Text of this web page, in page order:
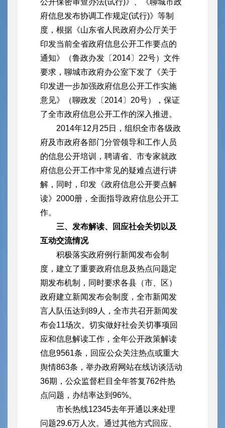
公开保密审查办法(试行)》、《聊城市政
府信息发布协调工作规定(试行)》等制
度，根据《山东省人民政府办公厅关于
印发当前全省政府信息公开工作要点的
通知》（鲁政办发〔2014〕22号）文件
要求，聊城市政府办公室下发了《关于
印发进一步加强政府信息公开工作实施
意见》（聊政发〔2014〕20号），保证
了全市政府信息公开工作的深入推进。
2014年12月25日，组织全市各级政
府及市政府各部门分管领导和工作人员
的信息公开培训，聘请省、市专家就政
府信息公开工作中常见的疑难点进行讲
解，同时，印发《政府信息公开要点解
读》2000册，全面指导政府信息公开工
作。
三、发布解读、回应社会关切以及
互动交流情况
积极落实政府例行新闻发布会制
度，建立了重要政府信息及热点问题定
期发布机制，同时要求各县（市、区）
政府建立新闻发布会制度，全市新闻发
言人队伍达到89人，全市共召开新闻发
布会11场次。切实做好社会关切事项回
应和信息解读工作，全年公开政策解读
信息9561条，回应公众关注热点或重大
舆情863条，举办政府网站在线访谈活动
36期，公众监督栏目全年答复762件热
点问题，办结率达到96%。
市长热线12345去年开通以来处理
问题29.6万人次。通过其他方式回应、